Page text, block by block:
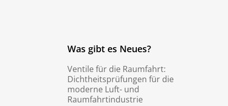
Was gibt es Neues?
Ventile für die Raumfahrt:
Dichtheitsprüfungen für die
moderne Luft- und
Raumfahrtindustrie